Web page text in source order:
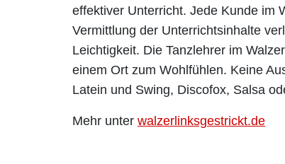
effektiver Unterricht. Jede Kunde im
Vermittlung der Unterrichtsinhalte
Leichtigkeit. Die Tanzlehrer im
einem Ort zum Wohlfühlen. Keine
Latein und Swing, Discofox, Salsa
Mehr unter walzerlinksgestrickt.de